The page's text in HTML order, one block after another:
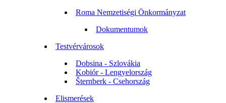
Roma Nemzetiségi Önkormányzat
Dokumentumok
Testvérvárosok
Dobsina - Szlovákia
Kobiór - Lengyelország
Šternberk - Csehország
Elismerések